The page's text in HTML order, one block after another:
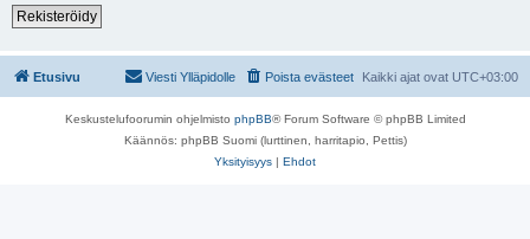
Rekisteröidy
Etusivu Kaikki ajat ovat UTC+03:00
Poista evästeet
Viesti Ylläpidolle
Keskustelufoorumin ohjelmisto phpBB® Forum Software © phpBB Limited
Käännös: phpBB Suomi (lurttinen, harritapio, Pettis)
Yksityisyys | Ehdot